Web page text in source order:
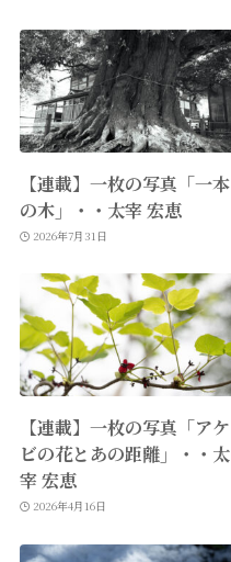
【連載】一枚の写真「一本
の木」・・太宰 宏恵
2026年7月31日
【連載】一枚の写真「アケ
ビの花とあの距離」・・太
宰 宏恵
2026年4月16日